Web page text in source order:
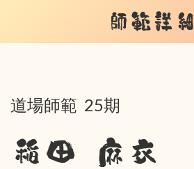
師範詳細
道場師範 25期
稲田 麻衣